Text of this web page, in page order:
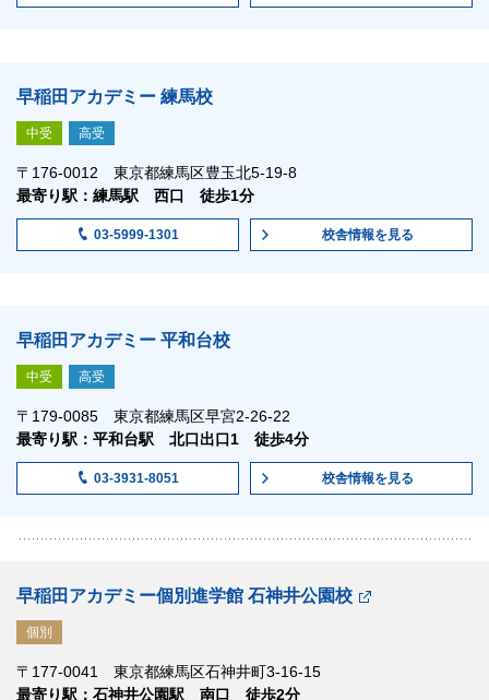
早稲田アカデミー 練馬校
中受 高受
〒176-0012 東京都練馬区豊玉北5-19-8
最寄り駅：練馬駅 西口 徒歩1分
03-5999-1301 校舎情報を見る
早稲田アカデミー 平和台校
中受 高受
〒179-0085 東京都練馬区早宮2-26-22
最寄り駅：平和台駅 北口出口1 徒歩4分
03-3931-8051 校舎情報を見る
早稲田アカデミー個別進学館 石神井公園校
個別
〒177-0041 東京都練馬区石神井町3-16-15
最寄り駅：石神井公園駅 南口 徒歩2分